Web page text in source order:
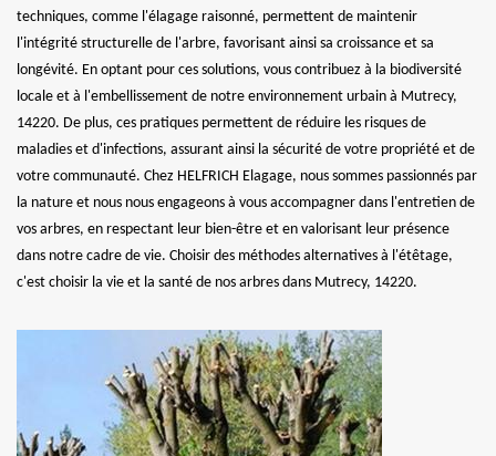
techniques, comme l'élagage raisonné, permettent de maintenir
l'intégrité structurelle de l'arbre, favorisant ainsi sa croissance et sa
longévité. En optant pour ces solutions, vous contribuez à la biodiversité
locale et à l'embellissement de notre environnement urbain à Mutrecy,
14220. De plus, ces pratiques permettent de réduire les risques de
maladies et d'infections, assurant ainsi la sécurité de votre propriété et de
votre communauté. Chez HELFRICH Elagage, nous sommes passionnés par
la nature et nous nous engageons à vous accompagner dans l'entretien de
vos arbres, en respectant leur bien-être et en valorisant leur présence
dans notre cadre de vie. Choisir des méthodes alternatives à l'étêtage,
c'est choisir la vie et la santé de nos arbres dans Mutrecy, 14220.